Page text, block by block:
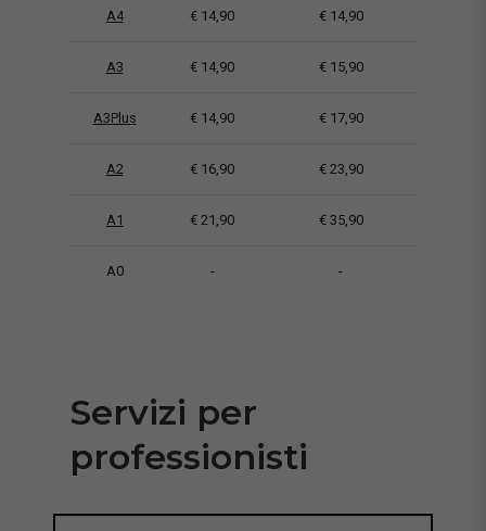
A4 € 14,90 € 14,90
A3 € 14,90 € 15,90
A3Plus € 14,90 € 17,90
A2 € 16,90 € 23,90
A1 € 21,90 € 35,90
A0 - -
Servizi per
professionisti